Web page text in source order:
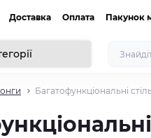
Доставка Оплата Пакунок
Багатофункціональні